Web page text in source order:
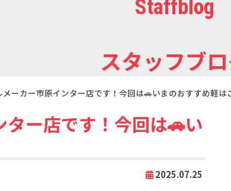
スタッフブ
Staffblog
メーカー市原インター店です！今回は🚗いまのおすすめ軽は
ー店です！今回は🚗い
2025.07.25